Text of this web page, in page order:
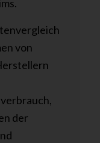
von
der